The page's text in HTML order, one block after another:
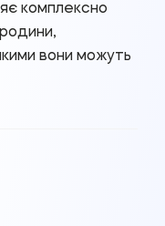
комплексно
родини,
вони можуть